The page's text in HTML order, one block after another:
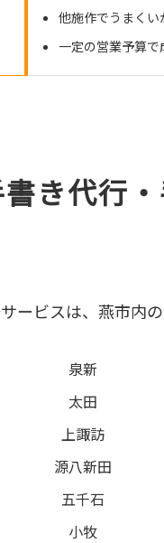
他施作でうまくい
一定の営業予算
き代行
ービスは、燕市内の
泉新
太田
上諏訪
源八新田
五千石
小牧